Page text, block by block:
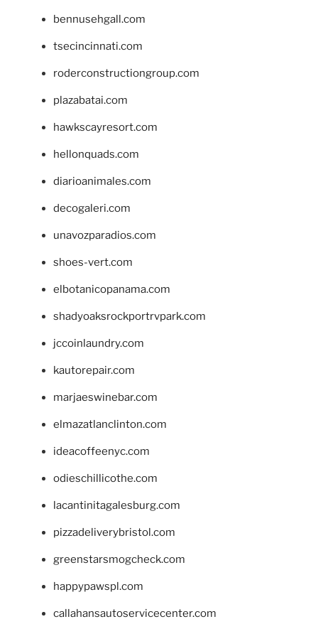
bennusehgall.com
tsecincinnati.com
roderconstructiongroup.com
plazabatai.com
hawkscayresort.com
hellonquads.com
diarioanimales.com
decogaleri.com
unavozparadios.com
shoes-vert.com
elbotanicopanama.com
shadyoaksrockportrvpark.com
jccoinlaundry.com
kautorepair.com
marjaeswinebar.com
elmazatlanclinton.com
ideacoffeenyc.com
odieschillicothe.com
lacantinitagalesburg.com
pizzadeliverybristol.com
greenstarsmogcheck.com
happypawspl.com
callahansautoservicecenter.com